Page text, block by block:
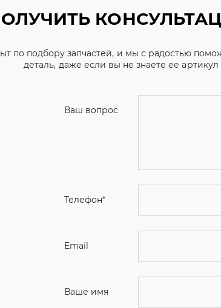
по подбору запчастей, и мы с радостью
деталь, даже если вы не знаете ее артикул
Ваш вопрос
Я соглашаюсь с